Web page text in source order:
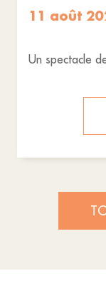
11 août
Un spectacle